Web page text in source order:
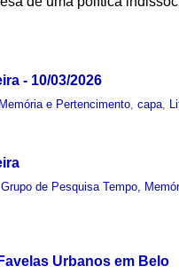
- 10/03/2026
e Pertencimento ,capa
Grupo de Pesquisa Tempo,
Urbanos em Belo